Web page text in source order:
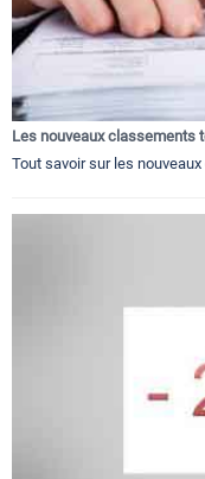
Les nouveaux classements
Tout savoir sur les